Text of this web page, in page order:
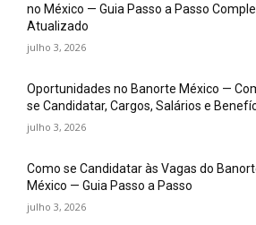
no México — Guia Passo a Passo
Atualizado
julho 3, 2026
Oportunidades no Banorte México —
se Candidatar, Cargos, Salários e
julho 3, 2026
Como se Candidatar às Vagas do
México — Guia Passo a Passo
julho 3, 2026